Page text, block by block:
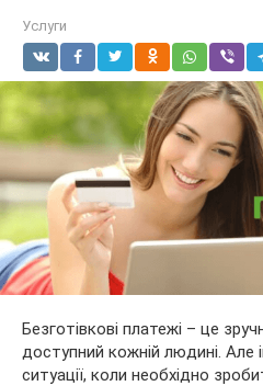
Услуги
Безготівкові платежі – це
доступний кожній людині. Але
ситуації, коли необхідно